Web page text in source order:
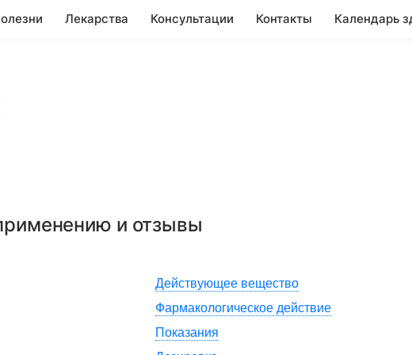
Лекарства Консультации Контакты Календарь
и отзывы
Действующее вещество
Фармакологическое действие
Показания